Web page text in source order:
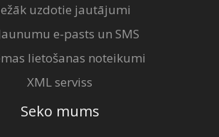
uzdotie jautājumi
e-pasts un SMS
lietošanas noteikumi
XML serviss
Seko mums